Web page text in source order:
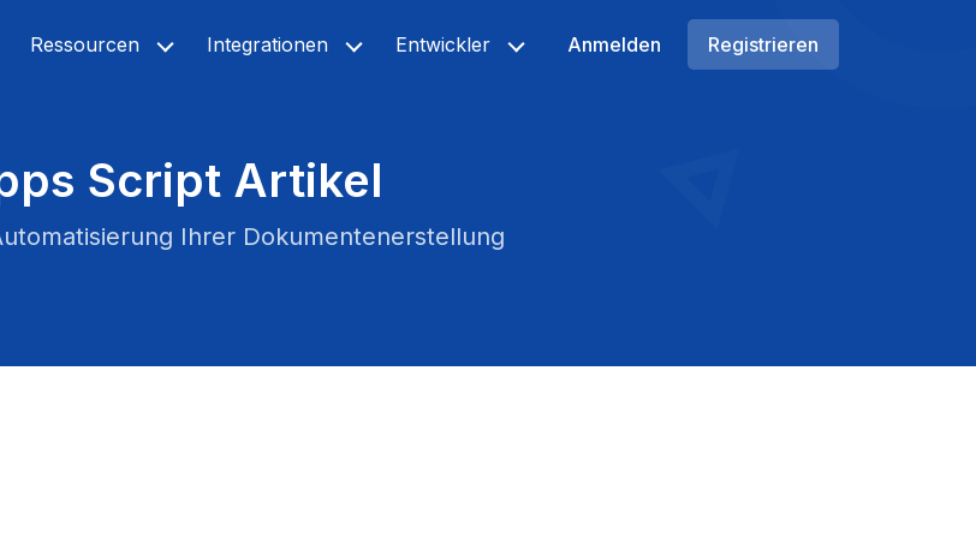
Ressourcen Integrationen Entwickler Anmelden Registrieren
Script Artikel
Ihrer Dokumentenerstellung